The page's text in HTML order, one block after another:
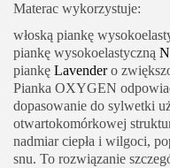
Materac wykorzystuje:
włoską piankę
piankę wysokoelastyczną
piankę Lavendero
Pianka OXYGEN
dopasowanie do sylwetki
otwartokomórkowej
nadmiar ciepła i wilgoci,
snu. To rozwiązanie